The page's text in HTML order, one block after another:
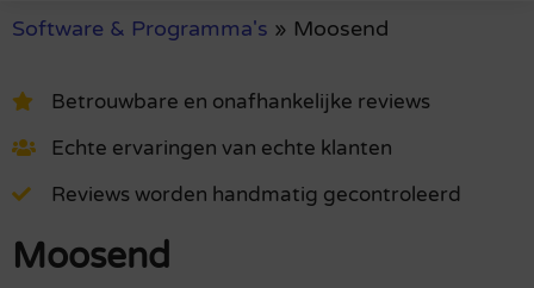
Software & Programma's » Moosend
Betrouwbare en onafhankelijke reviews
Echte ervaringen van echte klanten
Reviews worden handmatig gecontroleerd
Moosend